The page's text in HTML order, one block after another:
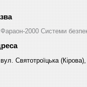
Фараон-2000 Системи
вул. Святотроїцька